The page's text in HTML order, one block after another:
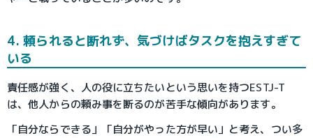
4. 頼られると断れず、気づけばタスクを抱えすぎて
いる
責任感が強く、人の役に立ちたいという思いを持つESTJ-T
は、他人からの頼み事を断るのが苦手な傾向があります。
「自分ならできる」「自分がやった方が早い」と考え、つい多